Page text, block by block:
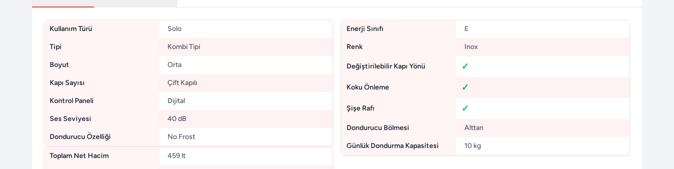
Kullanım Türü Solo
Tipi Kombi Tipi
Boyut Orta
Kapı Sayısı Çift Kapılı
Kontrol Paneli Dijital
Ses Seviyesi 40 dB
Dondurucu Özelliği No Frost
Toplam Net Hacim 459 lt
Enerji Sınıfı E
Renk Inox
Değiştirilebilir Kapı Yönü
Koku Önleme
Şişe Rafı
Dondurucu Bölmesi Alttan
Günlük Dondurma Kapasitesi 10 kg